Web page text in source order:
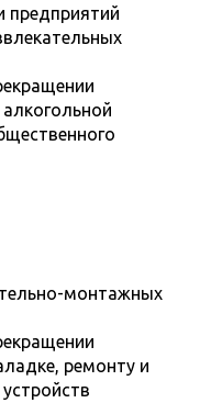
предприятий
монтажных
ремонту и